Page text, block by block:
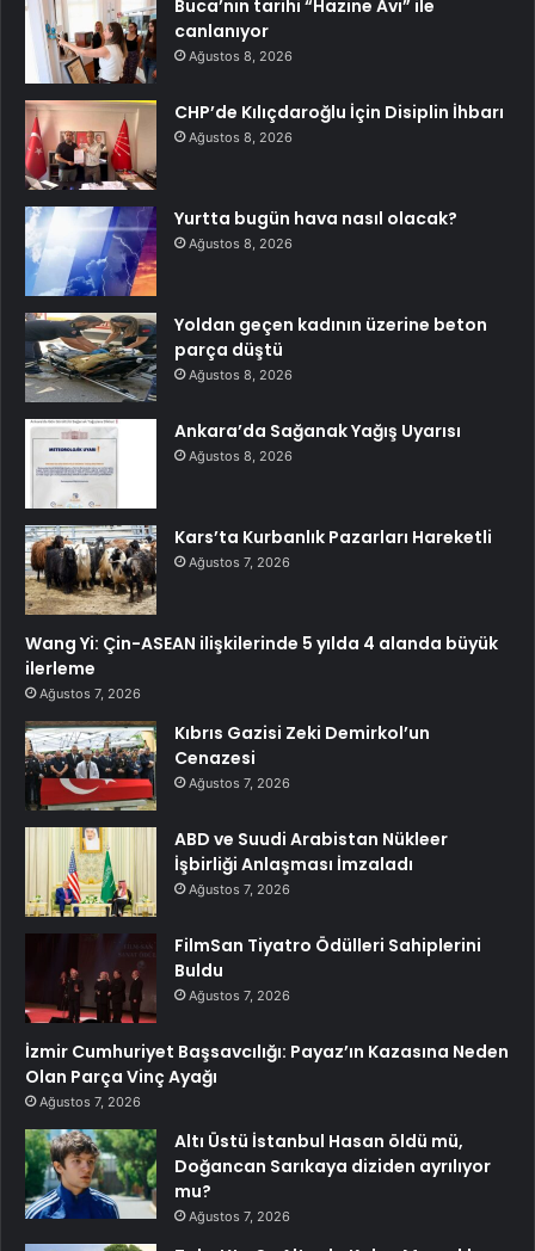
Buca’nın tarihi “Hazine Avı” ile
canlanıyor
Ağustos 8, 2026
CHP’de Kılıçdaroğlu İçin Disiplin İhbarı
Ağustos 8, 2026
Yurtta bugün hava nasıl olacak?
Ağustos 8, 2026
Yoldan geçen kadının üzerine beton
parça düştü
Ağustos 8, 2026
Ankara’da Sağanak Yağış Uyarısı
Ağustos 8, 2026
Kars’ta Kurbanlık Pazarları Hareketli
Ağustos 7, 2026
Wang Yi: Çin-ASEAN ilişkilerinde 5 yılda 4 alanda büyük
ilerleme
Ağustos 7, 2026
Kıbrıs Gazisi Zeki Demirkol’un
Cenazesi
Ağustos 7, 2026
ABD ve Suudi Arabistan Nükleer
İşbirliği Anlaşması İmzaladı
Ağustos 7, 2026
FilmSan Tiyatro Ödülleri Sahiplerini
Buldu
Ağustos 7, 2026
İzmir Cumhuriyet Başsavcılığı: Payaz’ın Kazasına Neden
Olan Parça Vinç Ayağı
Ağustos 7, 2026
Altı Üstü İstanbul Hasan öldü mü,
Doğancan Sarıkaya diziden ayrılıyor
mu?
Ağustos 7, 2026